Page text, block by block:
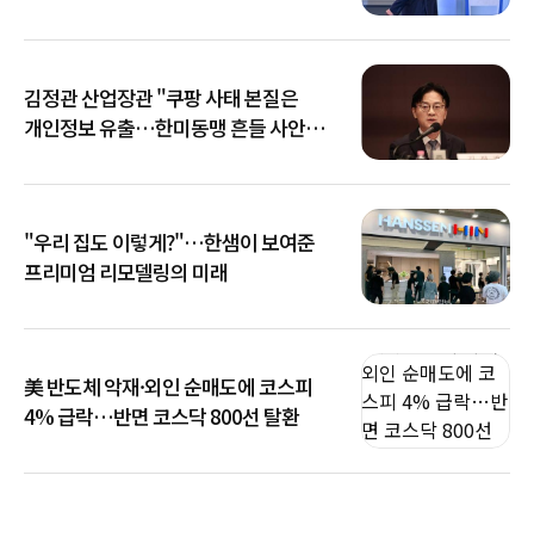
김정관 산업장관 "쿠팡 사태 본질은
개인정보 유출…한미동맹 흔들 사안
"우리 집도 이렇게?"…한샘이 보여준
프리미엄 리모델링의 미래
美 반도체 악재·외인 순매도에 코스피
4% 급락…반면 코스닥 800선 탈환